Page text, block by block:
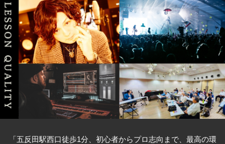
「五反田駅西口徒歩1分、初心者からプロ志向まで、最高の環